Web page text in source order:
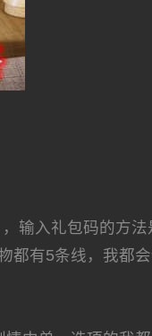
输入礼包码的方法
都有5条线，我都